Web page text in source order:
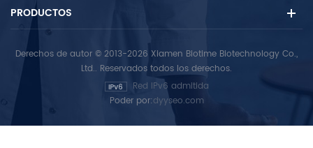
PRODUCTOS
Derechos de autor © 2013-2026 Xiamen Biotime Biotechnology Co.,
Ltd.. Reservados todos los derechos.
Red IPv6 admitida
Poder por:dyyseo.com